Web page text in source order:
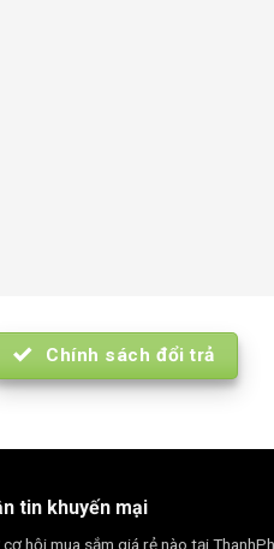
Chính sách đổi trả
tin khuyến mại
hội mua sắm giá rẻ nào tại